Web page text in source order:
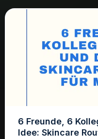
6 Freunde, 6
Idee: Skincare